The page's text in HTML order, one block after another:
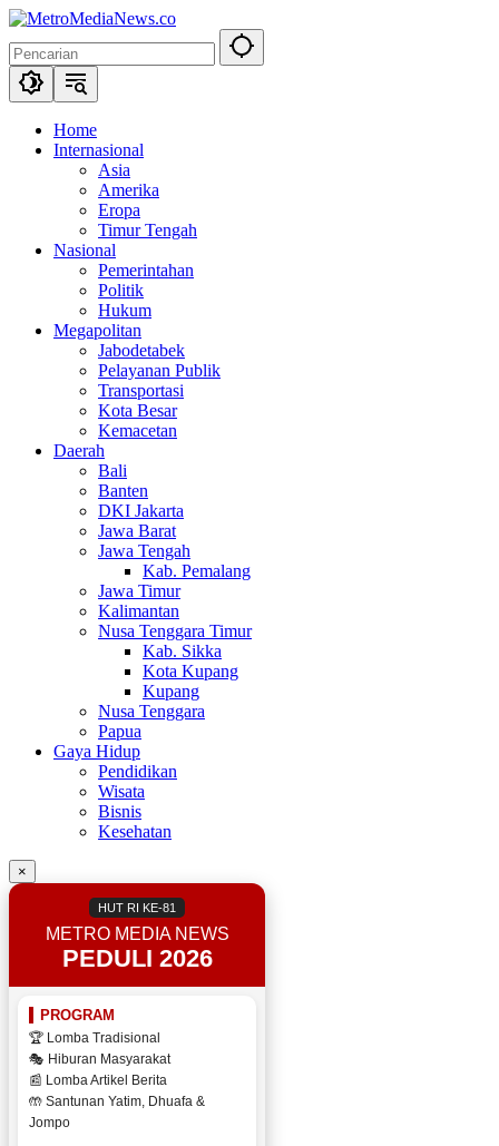
Langsung
konten
Home
Internasional
Asia
Amerika
Eropa
Timur Tengah
Nasional
Pemerintahan
Politik
Hukum
Megapolitan
Jabodetabek
Pelayanan Publik
Transportasi
Kota Besar
Kemacetan
Daerah
Bali
Banten
DKI Jakarta
Jawa Barat
Jawa Tengah
Kab. Pemalang
Jawa Timur
Kalimantan
Nusa Tenggara Timur
Kab. Sikka
Kota Kupang
Kupang
Nusa Tenggara
Papua
Gaya Hidup
Pendidikan
Wisata
Bisnis
Kesehatan
×
HUT RI KE-81
METRO MEDIA NEWS
PEDULI 2026
PROGRAM
🏆 Lomba Tradisional
🎭 Hiburan Masyarakat
📰 Lomba Artikel Berita
🤲 Santunan Yatim, Dhuafa &
Jompo